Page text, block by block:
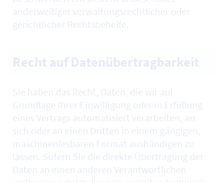
anderweitiger verwaltungsrechtlicher oder
gerichtlicher Rechtsbehelfe.
Sie haben das Recht, Daten, die wir auf
Grundlage Ihrer Einwilligung oder in Erfüllung
eines Vertrags automatisiert verarbeiten, an
sich oder an einen Dritten in einem gängigen,
maschinenlesbaren Format aushändigen zu
lassen. Sofern Sie die direkte Übertragung der
Daten an einen anderen Verantwortlichen